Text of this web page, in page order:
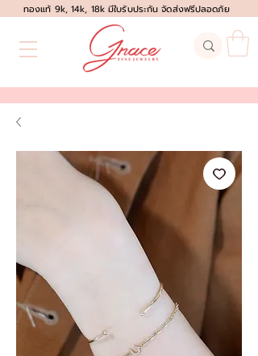
ทองแท้ 9k, 14k, 18k มีใบรับประกัน จัดส่งฟรีปลอดภัย